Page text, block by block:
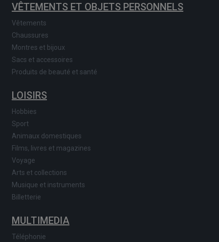
VÊTEMENTS ET OBJETS PERSONNELS
Vêtements
Chaussures
Montres et bijoux
Sacs et accessoires
Produits de beauté et santé
LOISIRS
Hobbies
Sport
Animaux domestiques
Films, livres et magazines
Voyage
Arts et collections
Musique et instruments
Billetterie
MULTIMEDIA
Téléphonie